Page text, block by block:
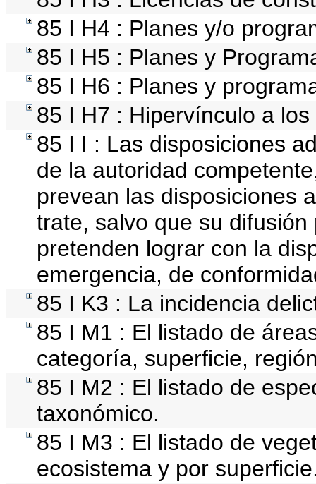
85 I H4 : Planes y/o
85 I H5 : Planes y
85 I H6 : Planes y
85 I H7 : Hipervínculo a
85 I I : Las disposiciones
de la autoridad
prevean las disposiciones
trate, salvo que su
pretenden lograr con la
emergencia, de
85 I K3 : La incidencia
85 I M1 : El listado de
categoría, superficie,
85 I M2 : El listado de
taxonómico.
85 I M3 : El listado de
ecosistema y por